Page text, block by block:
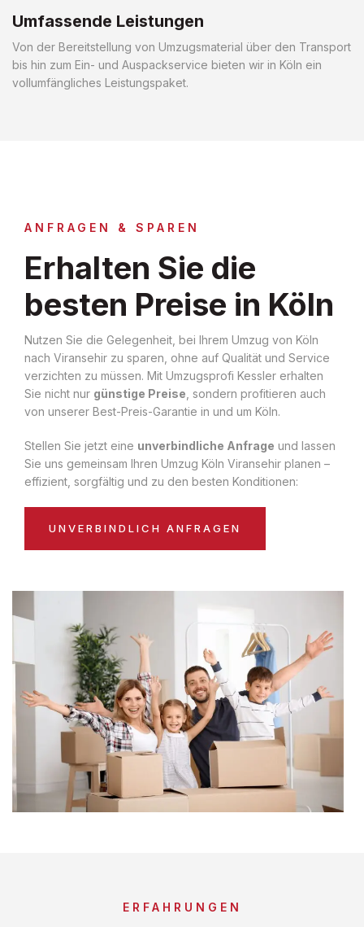
Umfassende Leistungen
Von der Bereitstellung von Umzugsmaterial über den Transport
bis hin zum Ein- und Auspackservice bieten wir in Köln ein
vollumfängliches Leistungspaket.
ANFRAGEN & SPAREN
Erhalten Sie die
besten Preise in Köln
Nutzen Sie die Gelegenheit, bei Ihrem Umzug von Köln
nach Viransehir zu sparen, ohne auf Qualität und Service
verzichten zu müssen. Mit Umzugsprofi Kessler erhalten
Sie nicht nur günstige Preise , sondern profitieren auch
von unserer Best-Preis-Garantie in und um Köln.
Stellen Sie jetzt eine unverbindliche Anfrage und lassen
Sie uns gemeinsam Ihren Umzug Köln Viransehir planen –
effizient, sorgfältig und zu den besten Konditionen:
UNVERBINDLICH ANFRAGEN
ERFAHRUNGEN